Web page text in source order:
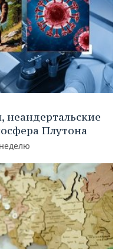
Плутона